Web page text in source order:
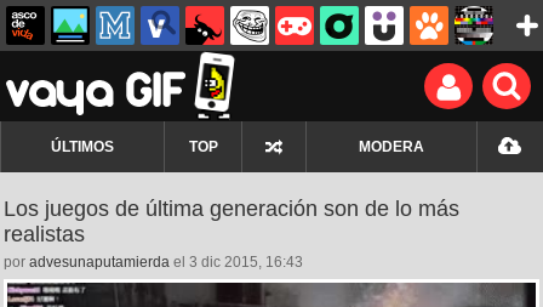
ÚLTIMOS TOP MODERA
Los juegos de última generación son de lo más
realistas
por advesunaputamierda el 3 dic 2015, 16:43